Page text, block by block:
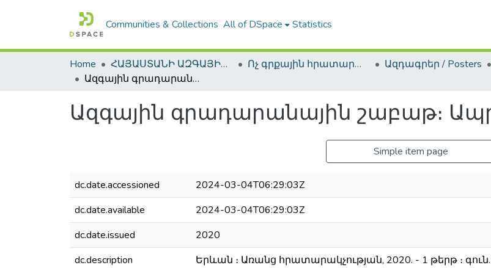
Communities & Collections All of DSpace Statistics
Home ՀԱՅԱՍՏԱՆԻ ԱԶԳԱՅԻՆ ԳՐԱԴԱՐԱՆԻ ԹՎԱՅԻՆ ՊԱՀՈՑ / DIGITAL REPOSITORY OF NLA Ոչ գրքային հրատարակություններ / Non-Book Publications Ազդագրեր / Posters
Ազգային գրադարանային շաբաթ։ Ապրիլի 13-20, 2020
Ազգային գրադարանային շաբաթ։
Simple item page
dc.date.accessioned
2024-03-04T06:29:03Z
dc.date.available
2024-03-04T06:29:03Z
dc.date.issued
2020
dc.description
Երևան ։ Առանց հրատարակչության, 2020. - 1 թերթ ։ գուն.